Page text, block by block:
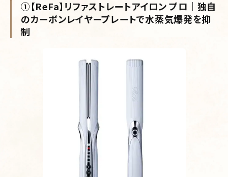
①【ReFa】リファストレートアイロン プロ｜独自
のカーボンレイヤープレートで水蒸気爆発を抑
制